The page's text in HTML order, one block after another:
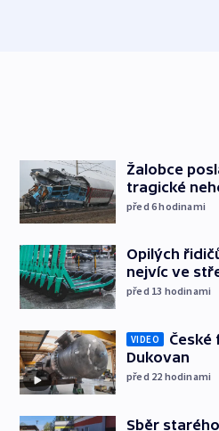
Žalobce
tragické
před 6hodinami
Opilých
nejvíc ve
před 13 hodinami
VIDEO
Dukovan
před 22 hodinami
Sběr